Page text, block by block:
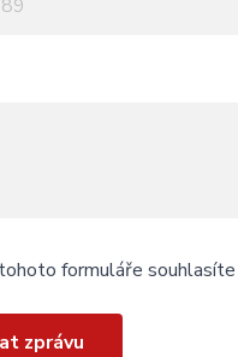
formuláře
zprávu